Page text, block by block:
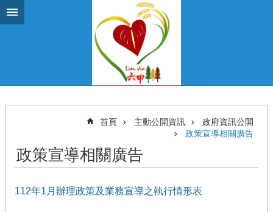
跳到主要內容區塊
首頁 主動公開資訊
政府資訊公開
政策宣導相關廣告
政策宣導相關廣告
112年1月辦理政策及業務宣導之執行情形表